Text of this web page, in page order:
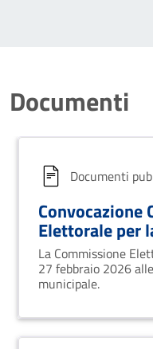
Documenti
Documenti
Convocazione
Elettorale per
scrutatori –
marzo 2026
La Commissione
27 febbraio 2026
municipale.